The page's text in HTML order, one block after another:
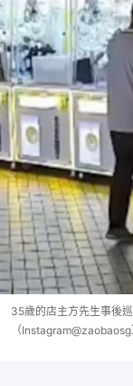
35歲的店主方先生事後
（Instagram@zaobaosg